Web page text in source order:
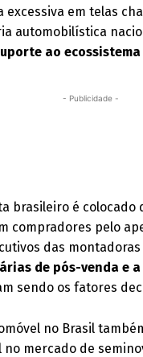
em telas
automobilística
ao ecossistema
- Publicidade -
brasileiro é
compradores pelo
das
de pós-venda e
sendo os fatores
no Brasil
mercado de